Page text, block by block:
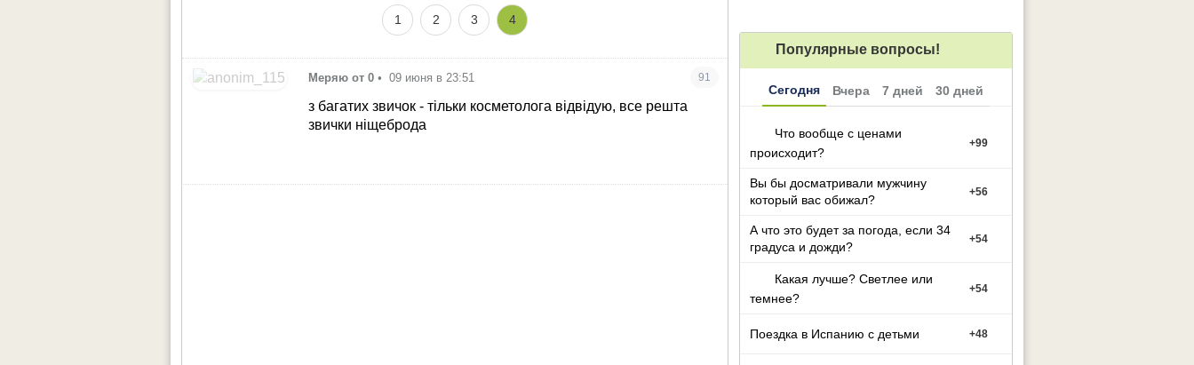
1 2 3 4
Меряю от 0 • 09 июня в 23:51 91
з багатих звичок - тільки косметолога відвідую, все решта
звички ніщеброда
Популярные вопросы!
Сегодня Вчера 7 дней 30 дней
Что вообще с ценами
происходит?
+99
Вы бы досматривали мужчину
который вас обижал?
+56
А что это будет за погода, если 34
градуса и дожди?
+54
Какая лучше? Светлее или
темнее?
+54
Поездка в Испанию с детьми +48